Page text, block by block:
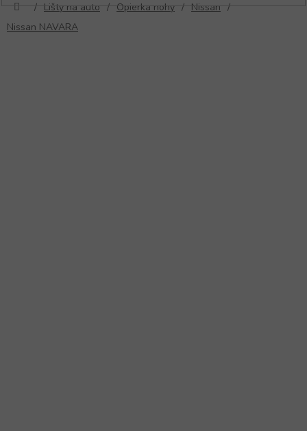
Domov
/ Lišty na auto / Opierka nohy / Nissan /
Nissan NAVARA